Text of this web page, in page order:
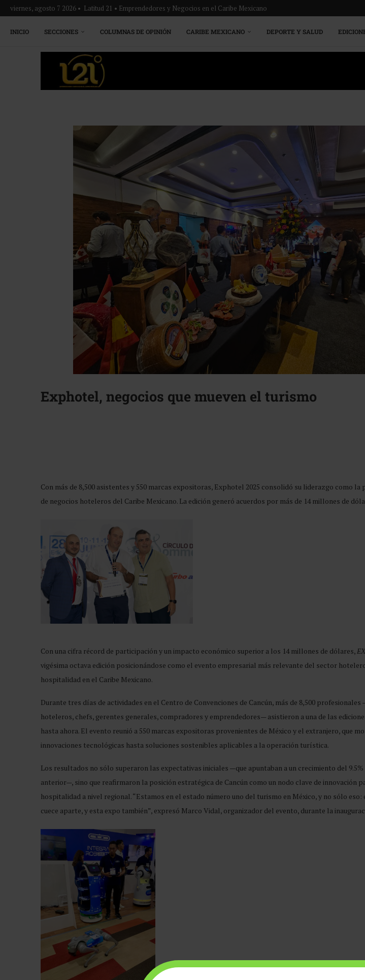
viernes, agosto 7 2026 • Latitud 21 • Emprendedores y Negocios en el Caribe Mexicano
INICIO SECCIONES COLUMNAS DE OPINIÓN CARIBE MEXICANO DEPORTE Y SALUD
Exphotel, negocios que mueven el turismo
Con más de 8,500 asistentes y 550 marcas expositoras, Exphotel 2025 consolidó su liderazgo como
de negocios hoteleros del Caribe Mexicano. La edición generó acuerdos por más de 14 millones de
Con una cifra récord de participación y un impacto económico superior a los 14 millones de dólares,
vigésima octava edición posicionándose como el evento empresarial más relevante del sector
hospitalidad en el Caribe Mexicano.
Durante tres días de actividades en el Centro de Convenciones de Cancún, más de 8,500
hoteleros, chefs, gerentes generales, compradores y emprendedores— asistieron a una de las
hasta ahora. El evento reunió a 550 marcas expositoras provenientes de México y el extranjero, que
innovaciones tecnológicas hasta soluciones sostenibles aplicables a la operación turística.
Los resultados no sólo superaron las expectativas iniciales —que apuntaban a un crecimiento del
anterior—, sino que reafirmaron la posición estratégica de Cancún como un nodo clave de innovación
hospitalidad a nivel regional. “Estamos en el estado número uno del turismo en México, y no sólo eso:
cuece aparte, y esta expo también”, expresó Marco Vidal, organizador del evento, durante la